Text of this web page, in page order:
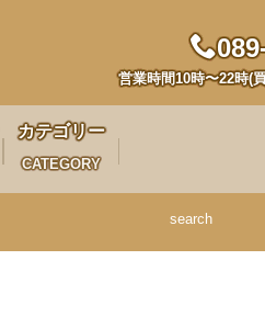
営業時間10時〜22時(
カテゴリー
CATEGORY
search